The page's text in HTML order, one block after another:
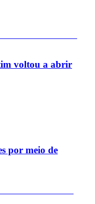
voltou a abrir
por meio de